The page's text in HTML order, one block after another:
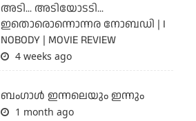
അടി... അടിയോടടി...
ഇതൊരൊന്നൊന്നര നോബഡി | I
NOBODY | MOVIE REVIEW
4 weeks ago
ബംഗാള്‍ ഇന്നലെയും ഇന്നും
1 month ago